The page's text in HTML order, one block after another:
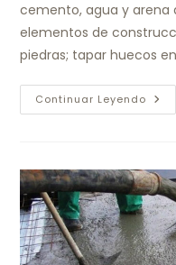
cemento, agua y arena
elementos de
piedras; tapar huecos
Continuar Leyendo